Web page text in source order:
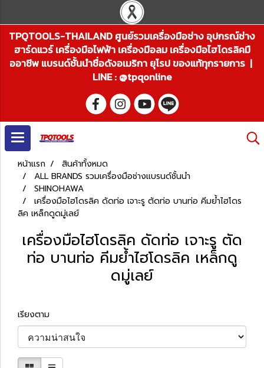
TPQTOOLS-THAILAND ศูนย์รวมเครื่องมือช่าง อุปกรณ์ช่าง
ฮาร์ดแวร์ เครื่องมือไฟฟ้า เครื่องมือลม เครื่องมือไฮโดรลิคมื
ออาชีพ แบรนด์ชั้นนำชื่อดังอเมริกา ยุโรป ของแท้ทุกรายการ |
LINE : @tpqonline
หน้าแรก
สินค้าทั้งหมด
ALL BRANDS รวมเครื่องมือช่างแบรนด์ชั้นนำ
SHINOHAWA
เครื่องมือไฮโดรลิค ดัดท่อ เจาะรู ตัดท่อ บานท่อ คีมย้ำไฮโดร
ลิค เหล็กดูดมู่เลย์
เครื่องมือไฮโดรลิค ดัดท่อ เจาะรู ตัด
ท่อ บานท่อ คีมย้ำไฮโดรลิค เหล็กดู
ดมู่เลย์
เรียงตาม